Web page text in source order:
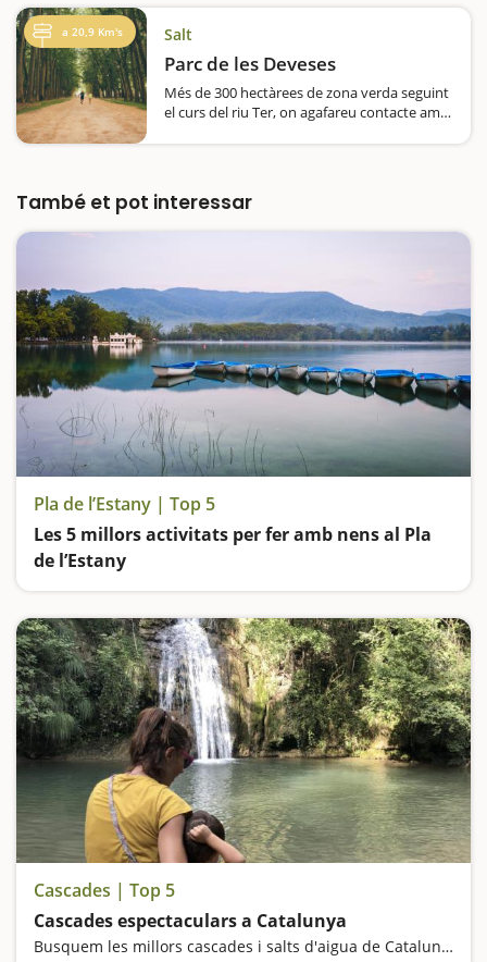
les Coves de Serinyà us permetrà…
a 20,9 Km's Salt
Parc de les Deveses
Més de 300 hectàrees de zona verda seguint
el curs del riu Ter, on agafareu contacte amb
També et pot interessar
Pla de l’Estany | Top 5
Les 5 millors activitats per fer amb nens al Pla
de l’Estany
Cascades | Top 5
Cascades espectaculars a Catalunya
Busquem les millors cascades i salts d'aigua de Catalunya